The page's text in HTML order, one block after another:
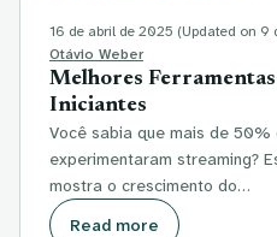
16 de abril de 2025 (Updated on 9
Otávio Weber
Melhores
Iniciantes
Você sabia que mais de
experimentaram streaming?
mostra o crescimento do…
Read more